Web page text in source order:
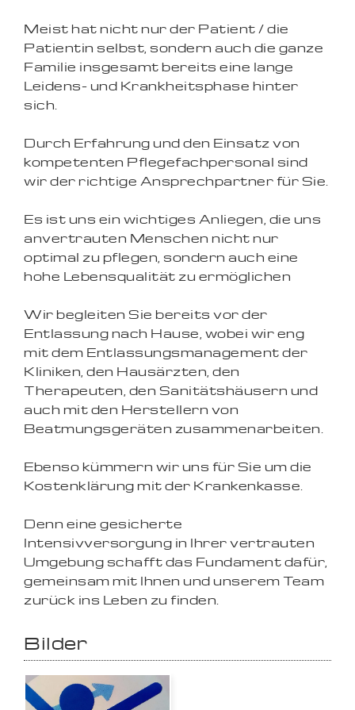
Meist hat nicht nur der Patient / die
Patientin selbst, sondern auch die ganze
Familie insgesamt bereits eine lange
Leidens- und Krankheitsphase hinter
sich.
Durch Erfahrung und den Einsatz von
kompetenten Pflegefachpersonal sind
wir der richtige Ansprechpartner für Sie.
Es ist uns ein wichtiges Anliegen, die uns
anvertrauten Menschen nicht nur
optimal zu pflegen, sondern auch eine
hohe Lebensqualität zu ermöglichen
Wir begleiten Sie bereits vor der
Entlassung nach Hause, wobei wir eng
mit dem Entlassungsmanagement der
Kliniken, den Hausärzten, den
Therapeuten, den Sanitätshäusern und
auch mit den Herstellern von
Beatmungsgeräten zusammenarbeiten.
Ebenso kümmern wir uns für Sie um die
Kostenklärung mit der Krankenkasse.
Denn eine gesicherte
Intensivversorgung in Ihrer vertrauten
Umgebung schafft das Fundament dafür,
gemeinsam mit Ihnen und unserem Team
zurück ins Leben zu finden.
Bilder